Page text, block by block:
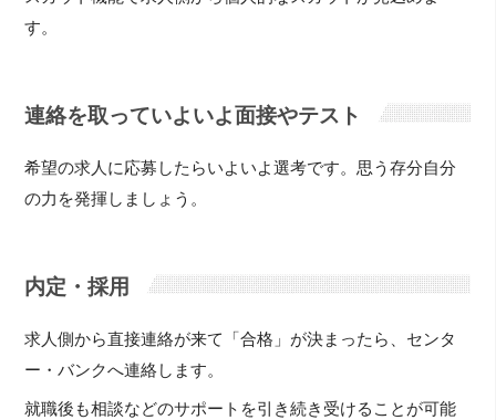
す。
連絡を取っていよいよ面接やテスト
希望の求人に応募したらいよいよ選考です。思う存分自分
の力を発揮しましょう。
内定・採用
求人側から直接連絡が来て「合格」が決まったら、センタ
ー・バンクへ連絡します。
就職後も相談などのサポートを引き続き受けることが可能